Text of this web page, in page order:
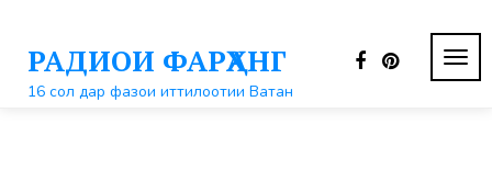
контентуРАДИОИ ФАРҲАНГ
16 сол дар фазои иттилоотии Ватан